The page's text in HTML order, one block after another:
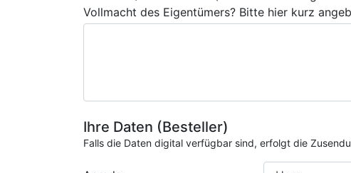
Vollmacht des Eigentümers? Bitte hier kurz
Ihre Daten (Besteller)
Falls die Daten digital verfügbar sind, erfolgt die